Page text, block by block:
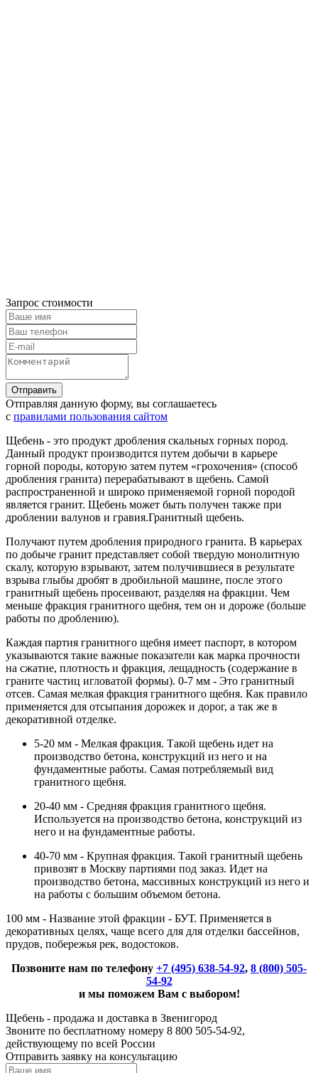
Запрос стоимости
Отправляя данную форму, вы соглашаетесь
с правилами пользования сайтом
Щебень - это продукт дробления скальных горных пород.
Данный продукт производится путем добычи в карьере
горной породы, которую затем путем «грохочения» (способ
дробления гранита) перерабатывают в щебень. Самой
распространенной и широко применяемой горной породой
является гранит. Щебень может быть получен также при
дроблении валунов и гравия.Гранитный щебень.
Получают путем дробления природного гранита. В карьерах
по добыче гранит представляет собой твердую монолитную
скалу, которую взрывают, затем получившиеся в результате
взрыва глыбы дробят в дробильной машине, после этого
гранитный щебень просеивают, разделяя на фракции. Чем
меньше фракция гранитного щебня, тем он и дороже (больше
работы по дроблению).
Каждая партия гранитного щебня имеет паспорт, в котором
указываются такие важные показатели как марка прочности
на сжатие, плотность и фракция, лещадность (содержание в
граните частиц игловатой формы). 0-7 мм - Это гранитный
отсев. Самая мелкая фракция гранитного щебня. Как правило
применяется для отсыпания дорожек и дорог, а так же в
декоративной отделке.
5-20 мм - Мелкая фракция. Такой щебень идет на
производство бетона, конструкций из него и на
фундаментные работы. Самая потребляемый вид
гранитного щебня.
20-40 мм - Средняя фракция гранитного щебня.
Используется на производство бетона, конструкций из
него и на фундаментные работы.
40-70 мм - Крупная фракция. Такой гранитный щебень
привозят в Москву партиями под заказ. Идет на
производство бетона, массивных конструкций из него и
на работы с большим объемом бетона.
100 мм - Название этой фракции - БУТ. Применяется в
декоративных целях, чаще всего для для отделки бассейнов,
прудов, побережья рек, водостоков.
Позвоните нам по телефону +7 (495) 638-54-92, 8 (800) 505-
54-92
и мы поможем Вам с выбором!
Щебень - продажа и доставка в Звенигород
Звоните по бесплатному номеру 8 800 505-54-92,
действующему по всей России
Отправить заявку на консультацию